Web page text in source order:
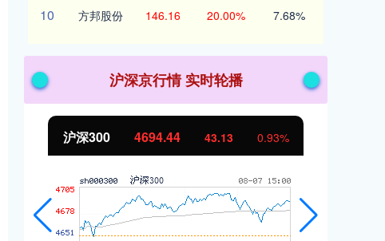
10 方邦股份 146.16 20.00% 7.68%
沪深京行情 实时轮播
北证50 1134.24 11.37 1.01%